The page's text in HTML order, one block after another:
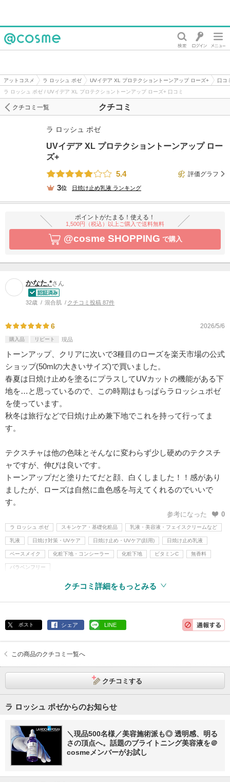
アットコスメ ラ ロッシュ ポゼ UVイデア XL プロテクショントーンアップ ローズ+
口コ
ラ ロッシュ ポゼ / UVイデア XL プロテクショントーンアップ ローズ+ 口コミ
クチコミ
クチコミ一覧
ラ ロッシュ ポゼ
UVイデア XL プロテクショントーンアップ ロー
ズ+
5.4
評価グラフ
3位 日焼け止め乳液 ランキング
ポイントがたまる！使える！
1,500円（税込）以上ご購入で送料無料
@cosme SHOPPING で購入
かなた.*さん
32歳 混合肌 クチコミ投稿 87件
6 2026/5/6
購入品 リピート 現品
トーンアップ、クリアに次いで3種目のローズを楽天市場の公式
ショップ(50mlの大きいサイズ)で買いました。
春夏は日焼け止めを塗るにプラスしてUVカットの機能がある下
地を…と思っているので、この時期はもっぱらラロッシュポゼ
を使っています。
秋冬は旅行などで日焼け止め兼下地でこれを持って行ってま
す。
テクスチャは他の色味とそんなに変わらず少し硬めのテクスチ
ャですが、伸びは良いです。
トーンアップだと塗りたてだと顔、白くしました！！感があり
ましたが、ローズは自然に血色感を与えてくれるのでいいで
す。
参考になった 0
ラ ロッシュ ポゼ スキンケア・基礎化粧品 乳液・美容液・フェイスクリームなど
乳液 日焼け対策・UVケア 日焼け止め・UVケア(顔用) 日焼け止め乳液
ベースメイク 化粧下地・コンシーラー 化粧下地 ビタミンC 無香料
パラベンフリー
クチコミ詳細をもっとみる
ポスト シェア LINE
この商品のクチコミ一覧へ
クチコミする
ラ ロッシュ ポゼからのお知らせ
＼現品500名様／美容施術派も◎ 透明感、明る
さの頂点へ。話題のブライトニング美容液を＠
cosmeメンバーがお試し